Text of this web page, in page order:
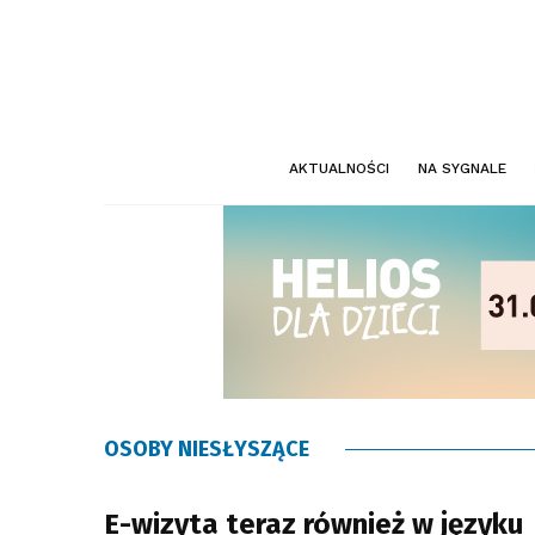
AKTUALNOŚCI NA SYGNALE
OSOBY NIESŁYSZĄCE
E-wizyta teraz również w języku